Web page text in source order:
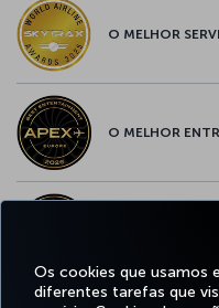
Os cookies que usamos
diferentes tarefas que
O MELHOR
O MELHOR